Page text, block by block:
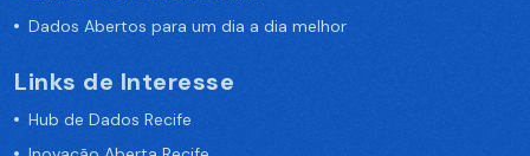
Dados Abertos para um dia a dia melhor
Links de Interesse
Hub de Dados Recife